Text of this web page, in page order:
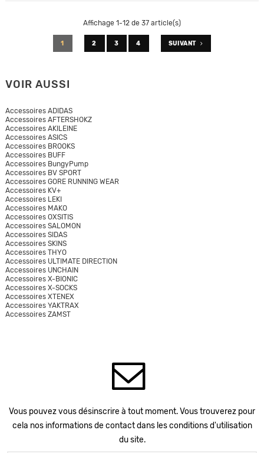
Affichage 1-12 de 37 article(s)
1 2 3 4 SUIVANT
VOIR AUSSI
Accessoires ADIDAS
Accessoires AFTERSHOKZ
Accessoires AKILEINE
Accessoires ASICS
Accessoires BROOKS
Accessoires BUFF
Accessoires BungyPump
Accessoires BV SPORT
Accessoires GORE RUNNING WEAR
Accessoires KV+
Accessoires LEKI
Accessoires MAKO
Accessoires OXSITIS
Accessoires SALOMON
Accessoires SIDAS
Accessoires SKINS
Accessoires THYO
Accessoires ULTIMATE DIRECTION
Accessoires UNCHAIN
Accessoires X-BIONIC
Accessoires X-SOCKS
Accessoires XTENEX
Accessoires YAKTRAX
Accessoires ZAMST
Vous pouvez vous désinscrire à tout moment. Vous trouverez pour
cela nos informations de contact dans les conditions d'utilisation
du site.